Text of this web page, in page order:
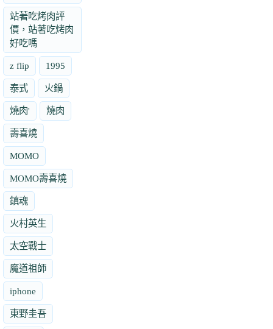
站著吃烤肉評
價，站著吃烤肉
好吃嗎
z flip 1995
泰式 火鍋
燒肉' 燒肉
壽喜燒
MOMO
MOMO壽喜燒
鎮魂
火村英生
太空戰士
魔道祖師
iphone
東野圭吾